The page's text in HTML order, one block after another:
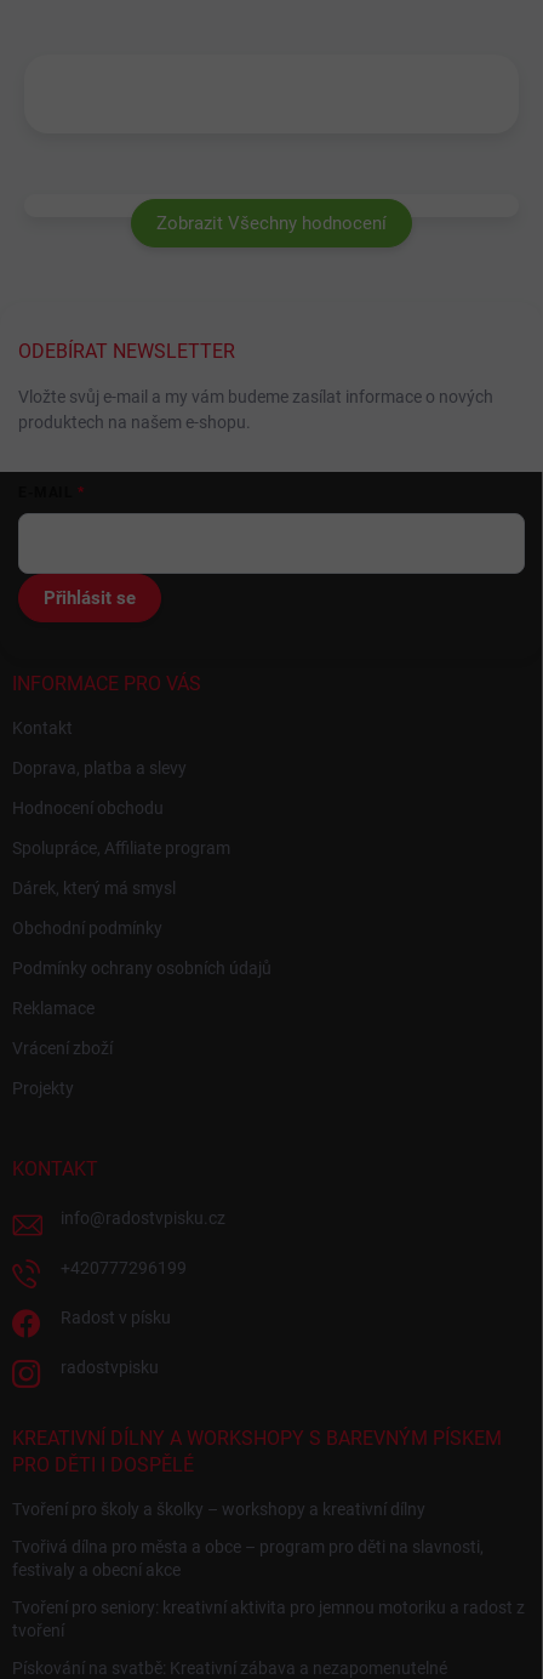
Zobrazit Všechny hodnocení
ODEBÍRAT NEWSLETTER
Vložte svůj e-mail a my vám budeme zasílat informace o nových
produktech na našem e-shopu.
Přihlásit se
INFORMACE PRO VÁS
Kontakt
Doprava, platba a slevy
Hodnocení obchodu
Spolupráce, Affiliate program
Dárek, který má smysl
Obchodní podmínky
Podmínky ochrany osobních údajů
Reklamace
Vrácení zboží
Projekty
KONTAKT
info@radostvpisku.cz
+420777296199
Radost v písku
radostvpisku
KREATIVNÍ DÍLNY A WORKSHOPY S BAREVNÝM PÍSKEM
PRO DĚTI I DOSPĚLÉ
Tvoření pro školy a školky – workshopy a kreativní dílny
Tvořivá dílna pro města a obce – program pro děti na slavnosti,
festivaly a obecní akce
Tvoření pro seniory: kreativní aktivita pro jemnou motoriku a radost z
tvoření
Pískování na svatbě: Kreativní zábava a nezapomenutelné